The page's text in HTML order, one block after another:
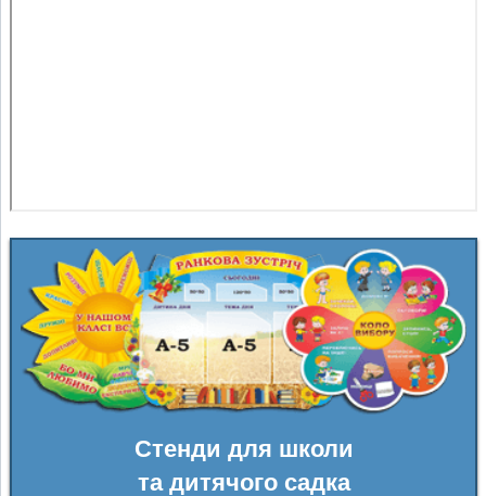
Стенди для школи
та дитячого садка